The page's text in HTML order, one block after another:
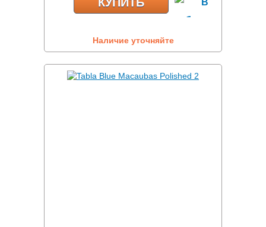
Наличие уточняйте